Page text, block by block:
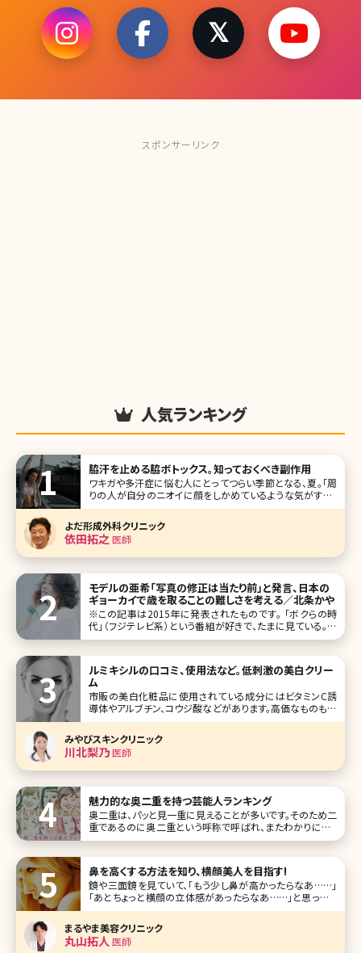
スポンサーリンク
人気ランキング
脇汗を止める脇ボトックス。知っておくべき副作用
ワキガや多汗症に悩む人にとってつらい季節となる、夏。「周
りの人が自分のニオイに顔をしかめているような気がする」
「ただでさえ暑いこの時期、人前に出たときにどっと汗が出て
恥ずかしい思いをするのではないか」こんな心配をしている
方も多いでしょう。 ワキガや多汗症の治療をしたいけれど手
術は怖いという人に
よだ形成外科クリニック
依田拓之医師
モデルの亜希「写真の修正は当たり前」と発言、日本の
ギョーカイで歳を取ることの難しさを考える／北条かや
※この記事は2015年に発表されたものです。 「ボクらの時
代」（フジテレビ系）という番組が好きで、たまに見ている。異
なるジャンルで活躍する有名人3名が集まって、カフェなどで
ルミキシルの口コミ、使用法など。低刺激の美白クリー
ム
市販の美白化粧品に使用されている成分にはビタミンC誘
導体やアルブチン、コウジ酸などがあります。高価なものも多
いようですが、あまり変化が感じられないという方も多いので
はないでしょうか。また、クリニックで処方されるハイドロキノ
ンは一定の効果があるものの、刺激を感じたり肌が白ぬけし
たりする恐れがあるため万
みやびスキンクリニック
川北梨乃医師
魅力的な奥二重を持つ芸能人ランキング
奥二重は、パッと見一重に見えることが多いです。そのため二
重であるのに奥二重という呼称で呼ばれ、またわかりにくい
がゆえに一重と一緒くたにされることも。 二重などのパッチ
てとても奥深い魅力を持つんです!二重よりもアイメイクの印
象が強まったり、奥二重
鼻を高くする方法を知り、横顔美人を目指す!
鏡や三面鏡を見ていて、「もう少し鼻が高かったらなあ……」
「あとちょっと横顔の立体感があったらなあ……」と思ったこ
とはありませんか? 普段、あまり自分では意識することのな
い横顔でも周りの人からは意外に見られているもの。美しい
横顔の象徴といえば、スッと鼻筋の通った高い鼻です。フラッ
トな顔立ちが
まるやま美容クリニック
丸山拓人医師